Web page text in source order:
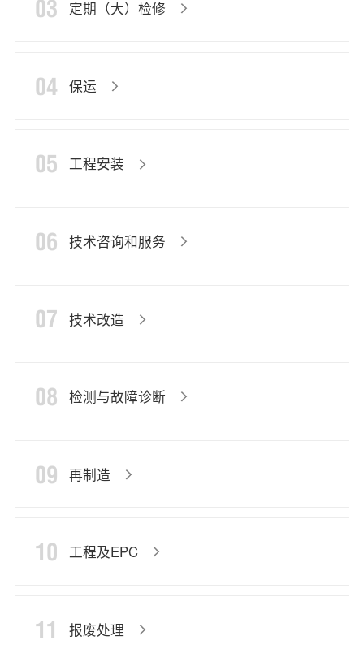
03 定期（大）检修
04 保运
05 工程安装
06 技术咨询和服务
07 技术改造
08 检测与故障诊断
09 再制造
10 工程及EPC
11 报废处理